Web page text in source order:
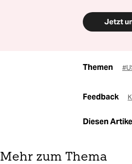
Jetzt
Themen
Feedback
Diesen
Mehr zum Thema